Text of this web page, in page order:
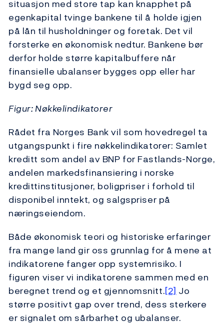
situasjon med store tap kan knapphet på
egenkapital tvinge bankene til å holde igjen
på lån til husholdninger og foretak. Det vil
forsterke en økonomisk nedtur. Bankene bør
derfor holde større kapitalbuffere når
finansielle ubalanser bygges opp eller har
bygd seg opp.
Figur: Nøkkelindikatorer
Rådet fra Norges Bank vil som hovedregel ta
utgangspunkt i fire nøkkelindikatorer: Samlet
kreditt som andel av BNP for Fastlands-Norge,
andelen markedsfinansiering i norske
kredittinstitusjoner, boligpriser i forhold til
disponibel inntekt, og salgspriser på
næringseiendom.
Både økonomisk teori og historiske erfaringer
fra mange land gir oss grunnlag for å mene at
indikatorene fanger opp systemrisiko. I
figuren viser vi indikatorene sammen med en
beregnet trend og et gjennomsnitt.[2] Jo
større positivt gap over trend, dess sterkere
er signalet om sårbarhet og ubalanser.